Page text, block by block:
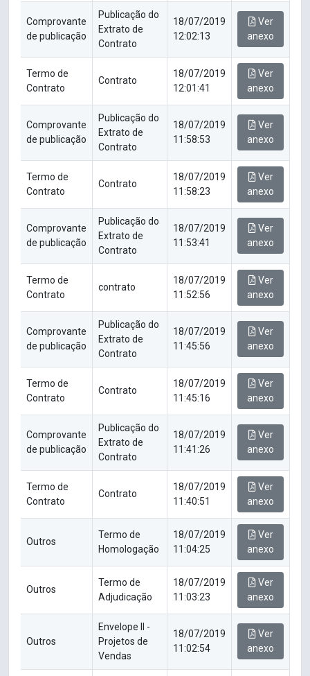
Comprovante
de publicação
Publicação do
Extrato de
Contrato
18/07/2019
12:02:13
Ver
anexo
Termo de
Contrato
Contrato
18/07/2019
12:01:41
Ver
anexo
Comprovante
de publicação
Publicação do
Extrato de
Contrato
18/07/2019
11:58:53
Ver
anexo
Termo de
Contrato
Contrato
18/07/2019
11:58:23
Ver
anexo
Comprovante
de publicação
Publicação do
Extrato de
Contrato
18/07/2019
11:53:41
Ver
anexo
Termo de
Contrato
contrato
18/07/2019
11:52:56
Ver
anexo
Comprovante
de publicação
Publicação do
Extrato de
Contrato
18/07/2019
11:45:56
Ver
anexo
Termo de
Contrato
Contrato
18/07/2019
11:45:16
Ver
anexo
Comprovante
de publicação
Publicação do
Extrato de
Contrato
18/07/2019
11:41:26
Ver
anexo
Termo de
Contrato
Contrato
18/07/2019
11:40:51
Ver
anexo
Outros
Termo de
Homologação
18/07/2019
11:04:25
Ver
anexo
Outros
Termo de
Adjudicação
18/07/2019
11:03:23
Ver
anexo
Outros
Envelope II -
Projetos de
Vendas
18/07/2019
11:02:54
Ver
anexo